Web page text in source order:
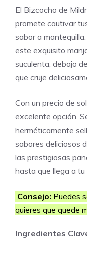
El Bizcocho de
promete cautivar
sabor a
este exquisito
suculenta, debajo
que cruje
Con un precio de
excelente opción.
herméticamente
sabores deliciosos
las prestigiosas
hasta que llega a tu
Consejo: Puedes
quieres que quede
Ingredientes